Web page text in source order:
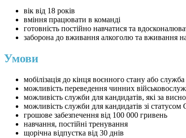
вік від 18 років
вміння працювати в команді
готовність постійно навчатися та
заборона до вживання алкоголю та вживання
Умови
мобілізація до кінця воєнного стану або
можливість переведення чинних
можливість служби для кандидатів, які за
можливість служби для кандидатів зі статусом
грошове забезпечення від 100 000 гривень
навчання, постійні тренування
щорічна відпустка від 30 днів